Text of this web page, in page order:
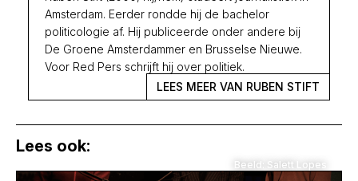
Amsterdam. Eerder rondde hij de bachelor
politicologie af. Hij publiceerde onder andere bij
De Groene Amsterdammer en Brusselse Nieuwe.
Voor Red Pers schrijft hij over politiek.
LEES MEER VAN RUBEN STIFT
Lees ook:
Beeld: Salett Lopes